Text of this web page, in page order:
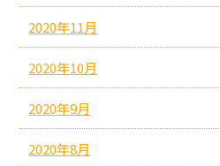
2020年11月
2020年10月
2020年9月
2020年8月